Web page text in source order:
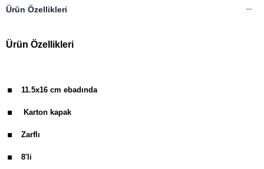
Ürün Özellikleri
Ürün Özellikleri
. 11.5x16 cm ebadında
. Karton kapak
. Zarflı
. 8'li